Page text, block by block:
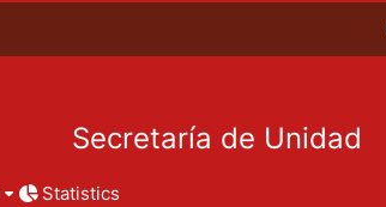
Secretaría de Unidad
Statistics